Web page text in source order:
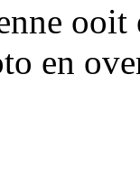
ooit
en